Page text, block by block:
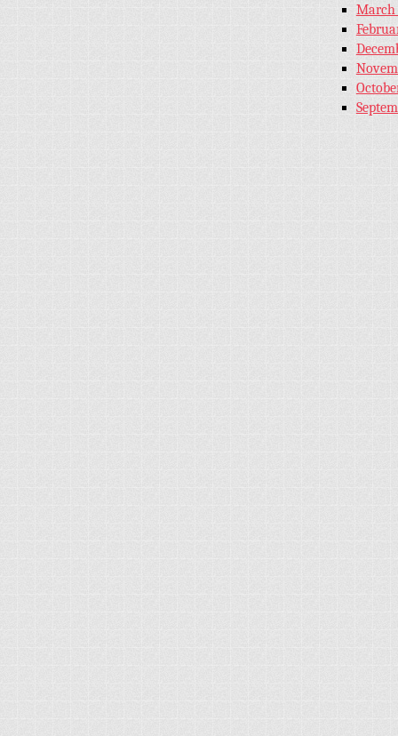
March